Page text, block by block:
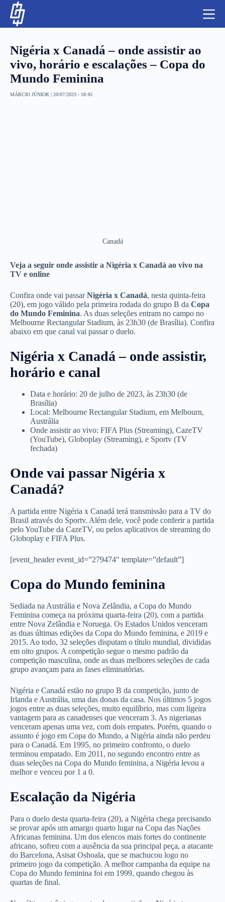
Nigéria x Canadá – onde assistir ao
vivo, horário e escalações – Copa do
Mundo Feminina
MÁRCIO JÚNIOR | 20/07/2023 - 18:45
Canadá
Veja a seguir onde assistir a Nigéria x Canadá ao vivo na
TV e online
Confira onde vai passarNigéria x Canadá, nesta quinta-feira
(20), em jogo válido pela primeira rodada do grupo B da Copa
do Mundo Feminina. As duas seleções entram no campo no
Melbourne Rectangular Stadium, às 23h30 (de Brasília). Confira
abaixo em que canal vai passar o duelo.
Nigéria x Canadá – onde assistir,
horário e canal
Data e horário: 20 de julho de 2023, às 23h30 (de
Brasília)
Local: Melbourne Rectangular Stadium, em Melbourn,
Austrália
Onde assistir ao vivo: FIFA Plus (Streaming), CazeTV
(YouTube), Globoplay (Streaming), e Sportv (TV
fechada)
Onde vai passar Nigéria x
Canadá?
A partida entre Nigéria x Canadá terá transmissão para a TV do
Brasil através do Sportv. Além dele, você pode conferir a partida
pelo YouTube da CazeTV, ou pelos aplicativos de streaming do
Globoplay e FIFA Plus.
[event_header event_id=”279474″ template=”default”]
Copa do Mundo feminina
Sediada na Austrália e Nova Zelândia, a Copa do Mundo
Feminina começa na próxima quarta-feira (20), com a partida
entre Nova Zelândia e Noruega. Os Estados Unidos venceram
as duas últimas edições da Copa do Mundo feminina, e 2019 e
2015. Ao todo, 32 seleções disputam o título mundial, divididas
em oito grupos. A competição segue o mesmo padrão da
competição masculina, onde as duas melhores seleções de cada
grupo avançam para as fases eliminatórias.
Nigéria e Canadá estão no grupo B da competição, junto de
Irlanda e Austrália, uma das donas da casa. Nos últimos 5 jogos
jogos entre as duas seleções, muito equilíbrio, mas com ligeira
vantagem para as canadenses que venceram 3. As nigerianas
venceram apenas uma vez, com dois empates. Porém, quando o
assunto é jogo em Copa do Mundo, a Nigéria ainda não perdeu
para o Canadá. Em 1995, no primeiro confronto, o duelo
terminou empatado. Em 2011, no segundo encontro entre as
duas seleções na Copa do Mundo feminina, a Nigéria levou a
melhor e venceu por 1 a 0.
Escalação da Nigéria
Para o duelo desta quarta-feira (20), a Nigéria chega precisando
se provar após um amargo quarto lugar na Copa das Nações
Africanas feminina. Um dos elencos mais fortes do continente
africano, sofreu com a ausência da sua principal peça, a atacante
do Barcelona, Asisat Oshoala, que se machucou logo no
primeiro jogo da competição. A melhor campanha da equipe na
Copa do Mundo feminina foi em 1999, quando chegou às
quartas de final.